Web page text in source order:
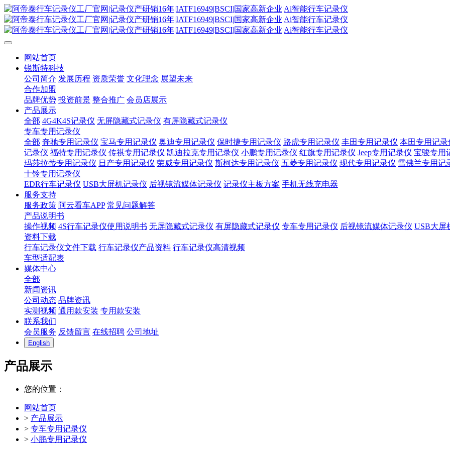
网站首页
锐斯特科技
公司简介 发展历程 资质荣誉 文化理念 展望未来
合作加盟
品牌优势 投资前景 整合推广 会员店展示
产品展示
全部 4G4K4S记录仪 无屏隐藏式记录仪 有屏隐藏式记录仪
专车专用记录仪
全部 奔驰专用记录仪 宝马专用记录仪 奥迪专用记录仪 保时捷专用记录仪 路虎专用记录仪 丰田专用记录仪 本田专用记录
记录仪 福特专用记录仪 传祺专用记录仪 凯迪拉克专用记录仪 小鹏专用记录仪 红旗专用记录仪 Jeep专用记录仪 宝骏专用
玛莎拉蒂专用记录仪 日产专用记录仪 荣威专用记录仪 斯柯达专用记录仪 五菱专用记录仪 现代专用记录仪 雪佛兰专用记
十铃专用记录仪
EDR行车记录仪 USB大屏机记录仪 后视镜流媒体记录仪 记录仪主板方案 手机无线充电器
服务支持
服务政策 阿云看车APP 常见问题解答
产品说明书
操作视频 4S行车记录仪使用说明书 无屏隐藏式记录仪 有屏隐藏式记录仪 专车专用记录仪 后视镜流媒体记录仪 USB大屏
资料下载
行车记录仪文件下载 行车记录仪产品资料 行车记录仪高清视频
车型适配表
媒体中心
全部
新闻资讯
公司动态 品牌资讯
实测视频 通用款安装 专用款安装
联系我们
会员服务 反馈留言 在线招聘 公司地址
English
产品展示
您的位置：
网站首页
> 产品展示
> 专车专用记录仪
> 小鹏专用记录仪